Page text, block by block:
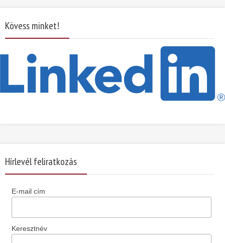
Kövess minket!
Hírlevél feliratkozás
E-mail cím
Keresztnév